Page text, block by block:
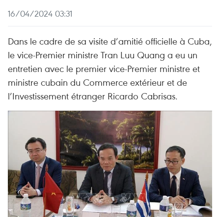
16/04/2024 03:31
Dans le cadre de sa visite d’amitié officielle à Cuba,
le vice-Premier ministre Tran Luu Quang a eu un
entretien avec le premier vice-Premier ministre et
ministre cubain du Commerce extérieur et de
l’Investissement étranger Ricardo Cabrisas.